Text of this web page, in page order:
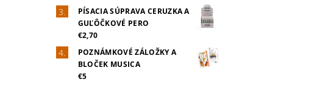
PÍSACIA SÚPRAVA CERUZKA A
GUĽÔČKOVÉ PERO
€2,70
POZNÁMKOVÉ ZÁLOŽKY A
BLOČEK MUSICA
€5